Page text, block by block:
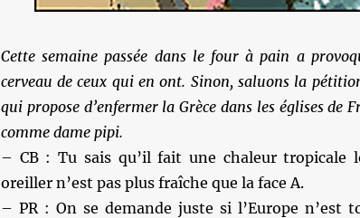
Cette semaine passée dans le four à pain a
cerveau de ceux qui en ont. Sinon, saluons la
qui propose d’enfermer la Grèce dans les églises de
comme dame pipi.
– CB : Tu sais qu’il fait une chaleur tropicale
oreiller n’est pas plus fraîche que la face A.
– PR : On se demande juste si l’Europe n’est